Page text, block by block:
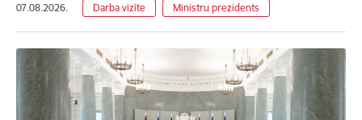
07.08.2026. Darba vizīte Ministru prezidents